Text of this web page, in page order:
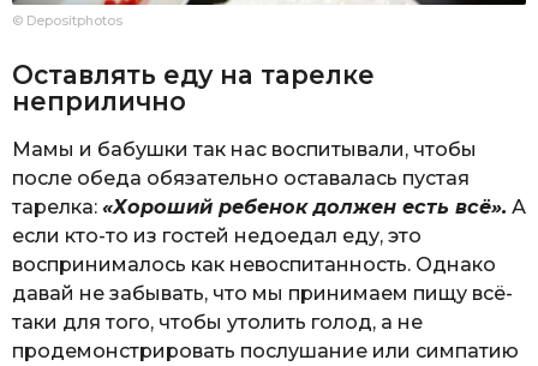
© Depositphotos
Оставлять еду на тарелке
неприлично
Мамы и бабушки так нас воспитывали, чтобы
после обеда обязательно оставалась пустая
тарелка: «Хороший ребенок должен есть всё». А
если кто-то из гостей недоедал еду, это
воспринималось как невоспитанность. Однако
давай не забывать, что мы принимаем пищу всё-
таки для того, чтобы утолить голод, а не
продемонстрировать послушание или симпатию